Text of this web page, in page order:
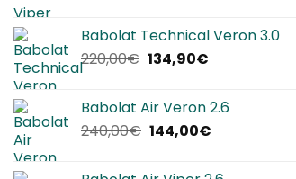
era:
280,00€.
è:
Babolat Technical Veron 3.0
220,00€ Il
era:
220,00€.
134,90€Il
è:
134,90€.
Babolat Air Veron 2.6
240,00€ Il
144,00€Il